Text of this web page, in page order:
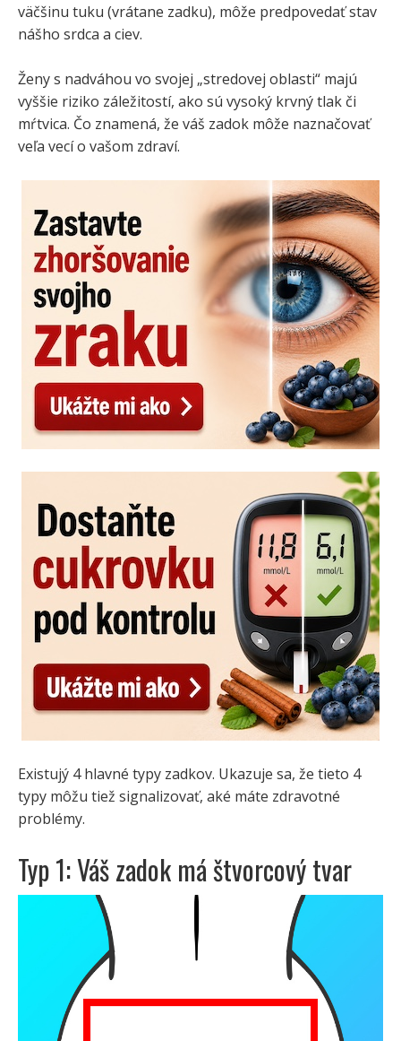
väčšinu tuku (vrátane zadku), môže predpovedať stav
nášho srdca a ciev.
Ženy s nadváhou vo svojej „stredovej oblasti“ majú
vyššie riziko záležitostí, ako sú vysoký krvný tlak či
mŕtvica. Čo znamená, že váš zadok môže naznačovať
veľa vecí o vašom zdraví.
Existujý 4 hlavné typy zadkov. Ukazuje sa, že tieto 4
typy môžu tiež signalizovať, aké máte zdravotné
problémy.
Typ 1: Váš zadok má štvorcový tvar